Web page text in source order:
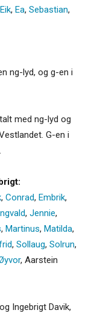
Eik, Ea, Sebastian,
ng-lyd, og g-en i
med ng-lyd og
G-en i
, Conrad, Embrik,
, Jennie,
, Martinus, Matilda,
, Sollaug, Solrun,
, Aarstein
Ingebrigt Davik,